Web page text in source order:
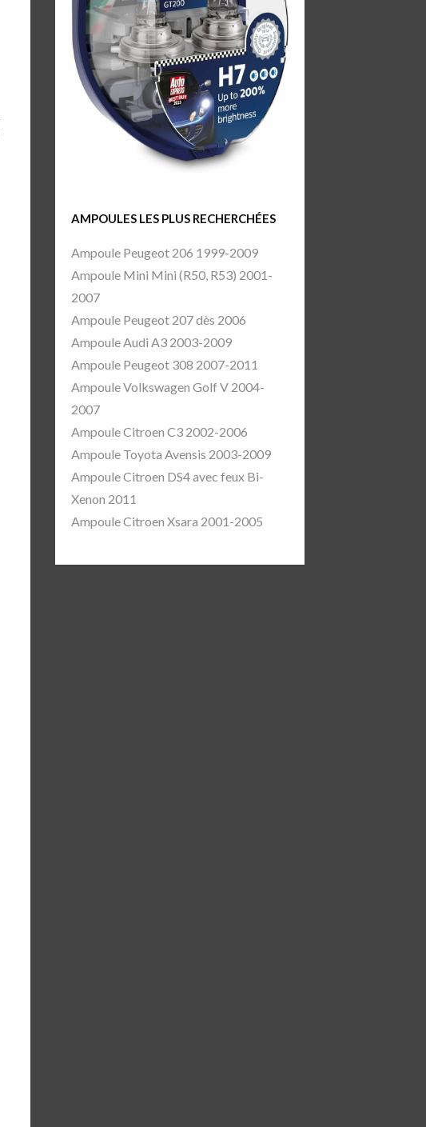
AMPOULES LES PLUS RECHERCHÉES
Ampoule Peugeot 206 1999-2009
Ampoule Mini Mini (R50, R53) 2001-
2007
Ampoule Peugeot 207 dès 2006
Ampoule Audi A3 2003-2009
Ampoule Peugeot 308 2007-2011
Ampoule Volkswagen Golf V 2004-
2007
Ampoule Citroen C3 2002-2006
Ampoule Toyota Avensis 2003-2009
Ampoule Citroen DS4 avec feux Bi-
Xenon 2011
Ampoule Citroen Xsara 2001-2005